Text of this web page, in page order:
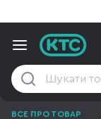
ВСЕ ПРО ТОВАР